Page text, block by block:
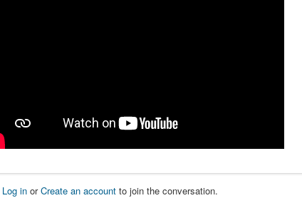
Log in orCreate an account to join the conversation.